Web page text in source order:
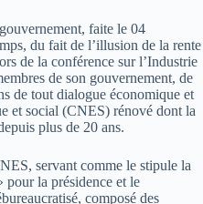
faite le 04
du fait de l’illusion de la rente
de la conférence sur l’Industrie
de son gouvernement, de
de tout dialogue économique et
et social (CNES) rénové dont la
plus de 20 ans.
servant comme le stipule la
la présidence et le
composé des